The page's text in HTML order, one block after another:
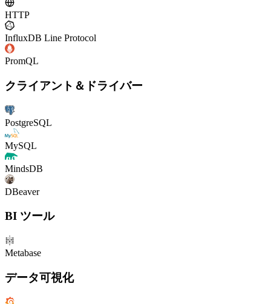
HTTP
InfluxDB Line Protocol
PromQL
クライアント＆ドライバー
PostgreSQL
MySQL
MindsDB
DBeaver
BI ツール
Metabase
データ可視化